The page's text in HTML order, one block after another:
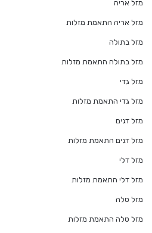
מזל אריה
מזל אריה התאמת מזלות
מזל בתולה
מזל בתולה התאמת מזלות
מזל גדי
מזל גדי התאמת מזלות
מזל דגים
מזל דגים התאמת מזלות
מזל דלי
מזל דלי התאמת מזלות
מזל טלה
מזל טלה התאמת מזלות